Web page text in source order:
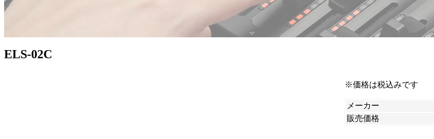
ELS-02C
※価格は税込みです
メーカー
販売価格